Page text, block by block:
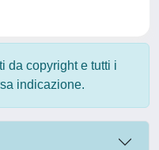
da copyright e tutti i
indicazione.